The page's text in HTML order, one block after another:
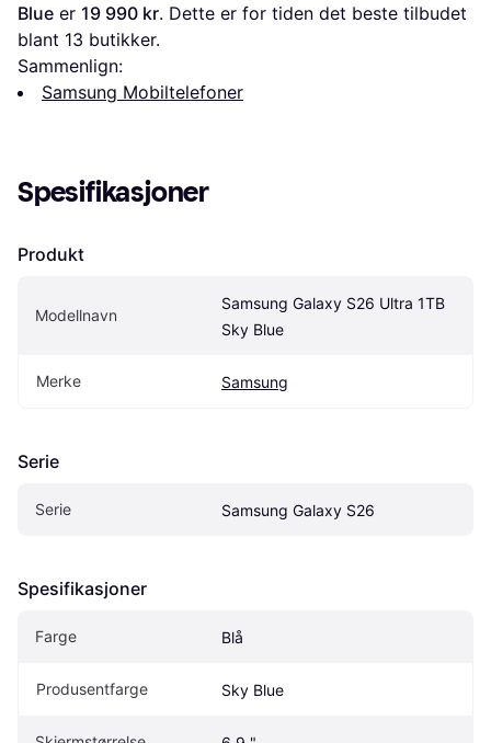
Blue er 19 990 kr. Dette er for tiden det beste tilbudet
blant 13 butikker.
Sammenlign:
Samsung Mobiltelefoner
Spesifikasjoner
Produkt
Modellnavn
Samsung Galaxy S26 Ultra 1TB
Sky Blue
Merke Samsung
Serie
Serie Samsung Galaxy S26
Spesifikasjoner
Farge Blå
Produsentfarge Sky Blue